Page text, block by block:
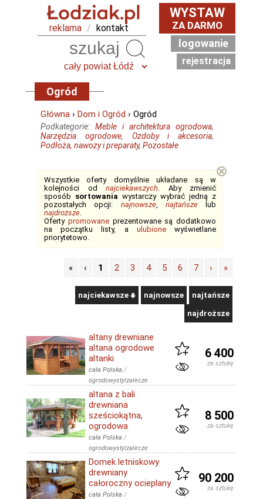
reklama / kontakt
WYSTAW
ZA DARMO
logowanie
rejestracja
Ogród
Główna › Dom i Ogród › Ogród
Podkategorie: Meble i architektura ogrodowa,
Narzędzia ogrodowe, Ozdoby i akcesoria,
Podłoża, nawozy i preparaty, Pozostałe
Wszystkie oferty domyślnie układane są w
kolejności od najciekawszych. Aby zmienić
sposób sortowania wystarczy wybrać jedną z
pozostałych opcji: najnowsze, najtańszelub
najdroższe.
Oferty promowaneprezentowane są dodatkowo
na początku listy, a ulubionewyświetlane
priorytetowo.
⊗
« ‹ 1 2 3 4 5 6 7 › »
najciekawsze najnowsze najtańsze
najdroższe
altany drewniane
altana ogrodowe
altanki
cała Polska /
ogrodowystylzalecze
6 400
za sztukę
altana z bali
drewniana
sześciokątna,
ogrodowa
cała Polska /
ogrodowystylzalecze
8 500
za sztukę
Domek letniskowy
drewniany
całoroczny ocieplany
cała Polska /
90 200
za sztukę